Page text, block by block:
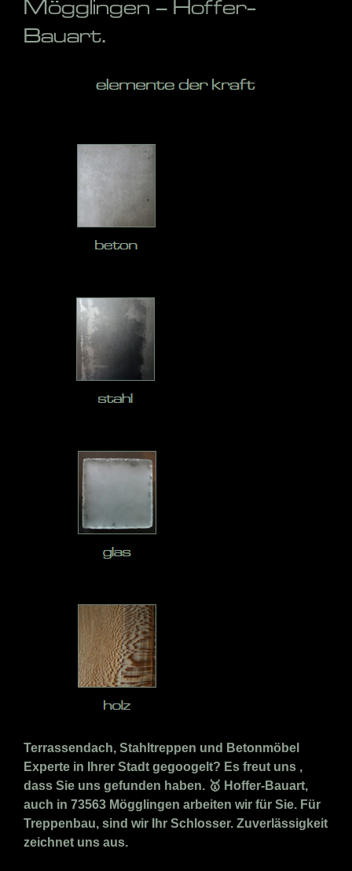
Mögglingen – Hoffer-
Bauart.
Terrassendach, Stahltreppen und Betonmöbel
Experte in Ihrer Stadt gegoogelt? Es freut uns ,
dass Sie uns gefunden haben. 🥇 Hoffer-Bauart,
auch in 73563 Mögglingen arbeiten wir für Sie. Für
Treppenbau, sind wir Ihr Schlosser. Zuverlässigkeit
zeichnet uns aus.